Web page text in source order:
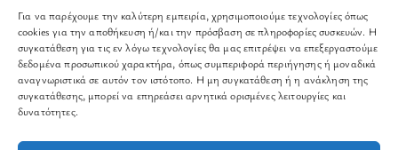
Για να παρέχουμε την καλύτερη εμπειρία, χρησιμοποιούμε τεχνολογίες όπως
cookies για την αποθήκευση ή/και την πρόσβαση σε πληροφορίες συσκευών. Η
συγκατάθεση για τις εν λόγω τεχνολογίες θα μας επιτρέψει να επεξεργαστούμε
δεδομένα προσωπικού χαρακτήρα, όπως συμπεριφορά περιήγησης ή μοναδικά
αναγνωριστικά σε αυτόν τον ιστότοπο. Η μη συγκατάθεση ή η ανάκληση της
συγκατάθεσης, μπορεί να επηρεάσει αρνητικά ορισμένες λειτουργίες και
δυνατότητες.
OikonomiaPlus.gr ZoumeKalytera.gr
Oikotropia.gr ZoumeSpiti.gr
Perepet.gr